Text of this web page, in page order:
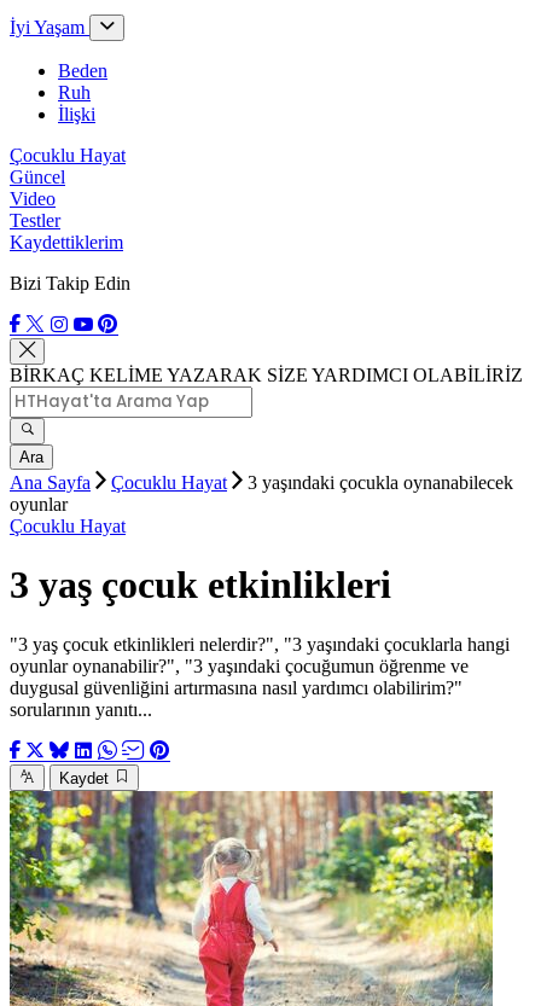
İyi Yaşam
Beden
Ruh
İlişki
Çocuklu Hayat
Güncel
Video
Testler
Kaydettiklerim
Bizi Takip Edin
BİRKAÇ KELİME YAZARAK SİZE YARDIMCI OLABİLİRİZ
Ara
Ana Sayfa Çocuklu Hayat
3 yaşındaki çocukla oynanabilecek
oyunlar
Çocuklu Hayat
3 yaş çocuk etkinlikleri
"3 yaş çocuk etkinlikleri nelerdir?", "3 yaşındaki çocuklarla hangi
oyunlar oynanabilir?", "3 yaşındaki çocuğumun öğrenme ve
duygusal güvenliğini artırmasına nasıl yardımcı olabilirim?"
sorularının yanıtı...
Kaydet